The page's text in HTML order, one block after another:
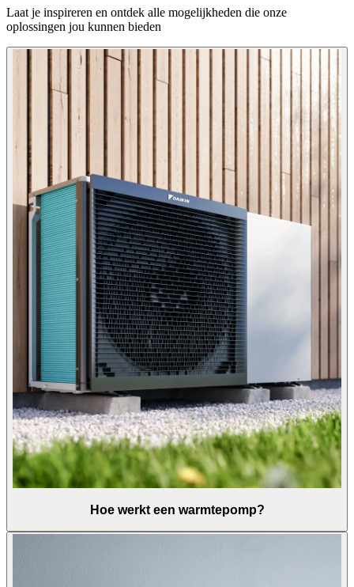
Laat je inspireren en ontdek alle mogelijkheden die onze
oplossingen jou kunnen bieden
Hoe werkt een warmtepomp?